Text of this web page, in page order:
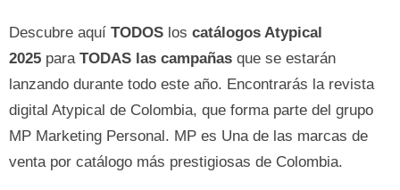
Descubre aquí TODOS los catálogos Atypical
2025 para TODAS las campañas que se estarán
lanzando durante todo este año. Encontrarás la revista
digital Atypical de Colombia, que forma parte del grupo
MP Marketing Personal. MP es Una de las marcas de
venta por catálogo más prestigiosas de Colombia.